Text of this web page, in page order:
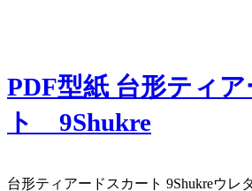
PDF型紙 台形ティ
ト 9Shukre
台形ティアードスカート 9Shukre ​ウレ